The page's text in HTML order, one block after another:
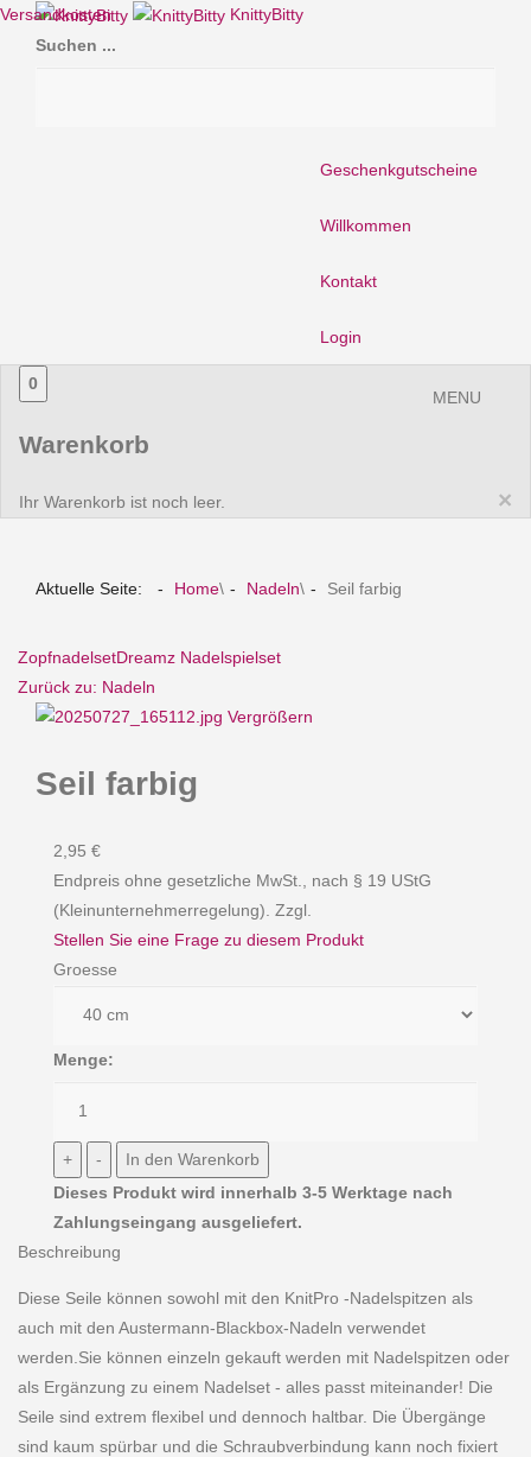
KnittyBitty
Suchen ...
Geschenkgutscheine
Willkommen
Kontakt
Login
MENU
0
Warenkorb
×
Ihr Warenkorb ist noch leer.
Aktuelle Seite: Home\ Nadeln\ Seil farbig
ZopfnadelsetDreamz Nadelspielset
Zurück zu: Nadeln
Vergrößern
Seil farbig
2,95 €
Endpreis ohne gesetzliche MwSt., nach § 19 UStG
(Kleinunternehmerregelung). Zzgl.
Versandkosten
Stellen Sie eine Frage zu diesem Produkt
Groesse
Menge:
Dieses Produkt wird innerhalb 3-5 Werktage nach
Zahlungseingang ausgeliefert.
Beschreibung
Diese Seile können sowohl mit den KnitPro -Nadelspitzen als
auch mit den Austermann-Blackbox-Nadeln verwendet
werden.Sie können einzeln gekauft werden mit Nadelspitzen oder
als Ergänzung zu einem Nadelset - alles passt miteinander! Die
Seile sind extrem flexibel und dennoch haltbar. Die Übergänge
sind kaum spürbar und die Schraubverbindung kann noch fixiert